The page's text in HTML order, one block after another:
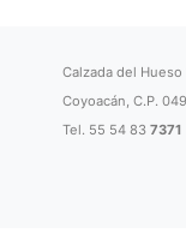
Calzada del Hueso
Coyoacán, C.P.
Tel. 55 54 837371